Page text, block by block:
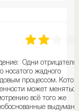
Одни
носатого жадного
процессом.
может
всё того же